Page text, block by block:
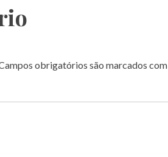
obrigatórios são marcados com